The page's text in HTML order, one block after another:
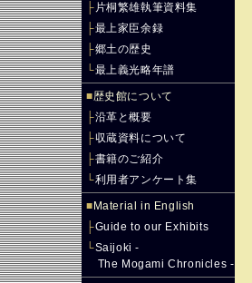
├ 片桐繁雄執筆資料集
├最上家臣余録
├郷土の歴史
└最上義光略年譜
■歴史館について
├沿革と概要
├収蔵資料について
├書籍のご紹介
└利用者アンケート集
■ Material in English
├Guide to our Exhibits
└Saijoki -
The Mogami Chronicles -